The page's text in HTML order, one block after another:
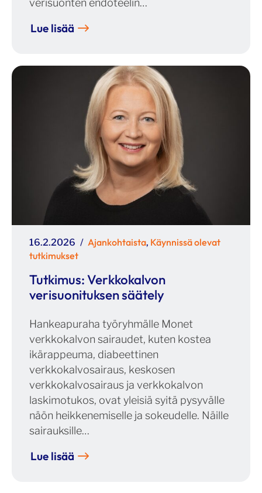
verisuonten endoteelin…
Lue lisää
Julkaistu
16.2.2026 Kategoriat
Ajankohtaista, Käynnissä olevat
tutkimukset
Tutkimus: Verkkokalvon
verisuonituksen säätely
Hankeapuraha työryhmälle Monet
verkkokalvon sairaudet, kuten kostea
ikärappeuma, diabeettinen
verkkokalvosairaus, keskosen
verkkokalvosairaus ja verkkokalvon
laskimotukos, ovat yleisiä syitä pysyvälle
näön heikkenemiselle ja sokeudelle. Näille
sairauksille…
Lue lisää